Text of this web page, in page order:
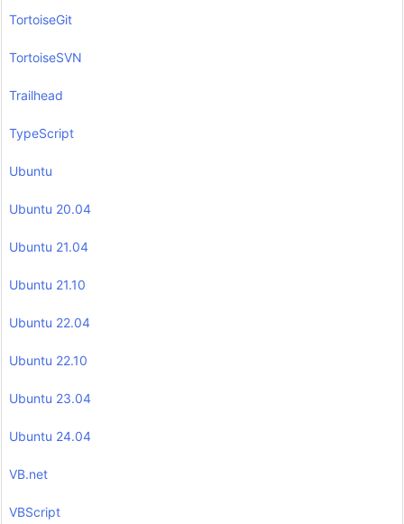
TortoiseGit
TortoiseSVN
Trailhead
TypeScript
Ubuntu
Ubuntu 20.04
Ubuntu 21.04
Ubuntu 21.10
Ubuntu 22.04
Ubuntu 22.10
Ubuntu 23.04
Ubuntu 24.04
VB.net
VBScript